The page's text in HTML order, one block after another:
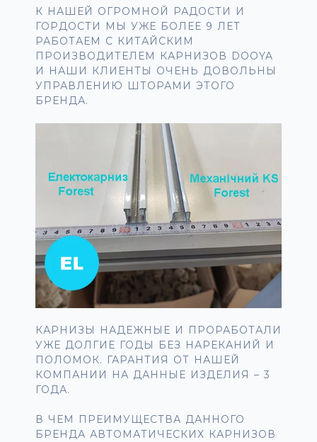
К НАШЕЙ ОГРОМНОЙ РАДОСТИ И
ГОРДОСТИ МЫ УЖЕ БОЛЕЕ 9 ЛЕТ
РАБОТАЕМ С КИТАЙСКИМ
ПРОИЗВОДИТЕЛЕМ КАРНИЗОВ DOOYA
И НАШИ КЛИЕНТЫ ОЧЕНЬ ДОВОЛЬНЫ
УПРАВЛЕНИЮ ШТОРАМИ ЭТОГО
БРЕНДА.
КАРНИЗЫ НАДЕЖНЫЕ И ПРОРАБОТАЛИ
УЖЕ ДОЛГИЕ ГОДЫ БЕЗ НАРЕКАНИЙ И
ПОЛОМОК. ГАРАНТИЯ ОТ НАШЕЙ
КОМПАНИИ НА ДАННЫЕ ИЗДЕЛИЯ – 3
ГОДА.
В ЧЕМ ПРЕИМУЩЕСТВА ДАННОГО
БРЕНДА АВТОМАТИЧЕСКИХ КАРНИЗОВ